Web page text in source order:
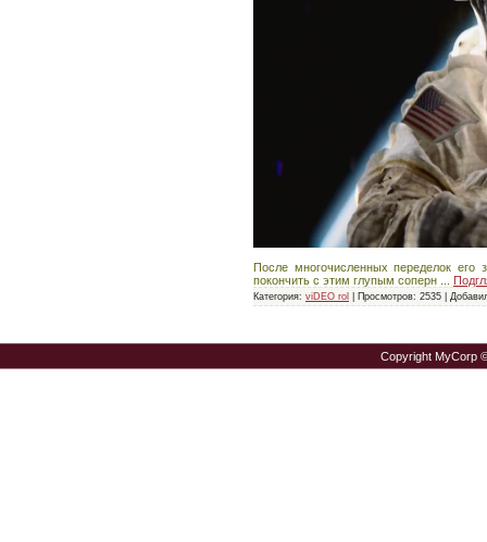
После многочисленных переделок
покончить с этим глупым соперн
Категория: viDEO rol Просмотров: 2535
Copyright MyCorp